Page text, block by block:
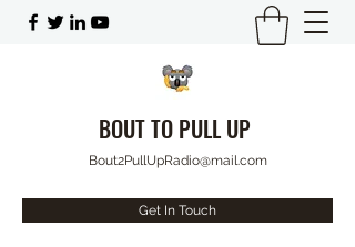
BOUT TO PULL UP
Bout2PullUpRadio@mail.com
Get In Touch